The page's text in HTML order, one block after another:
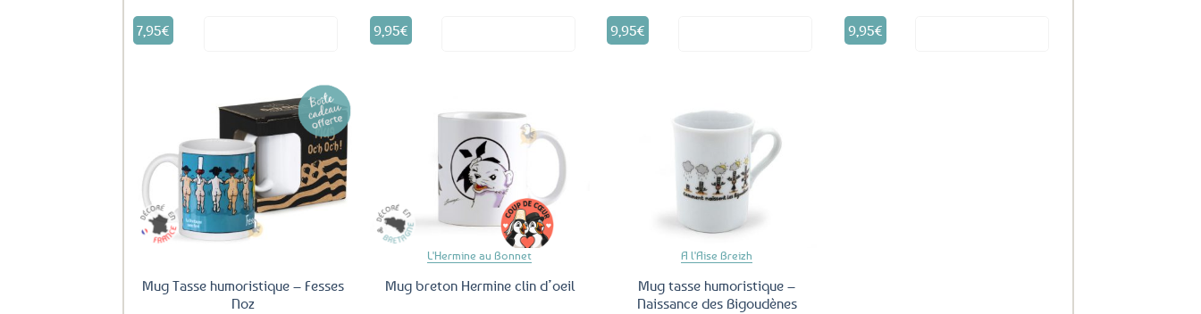
7,95€ 9,95€ 9,95€ 9,95€
Ajouter
aux
favoris
Mug Tasse humoristique – Fesses
Noz
Ajouter
L'Hermine au Bonnet
Mug breton Hermine clin d’oeil
A l'Aise Breizh
Mug tasse humoristique –
Naissance des Bigoudènes